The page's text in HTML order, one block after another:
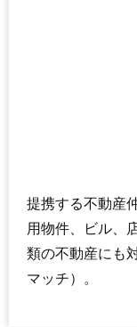
提携する不動産
用物件、ビル、
類の不動産にも
マッチ）。